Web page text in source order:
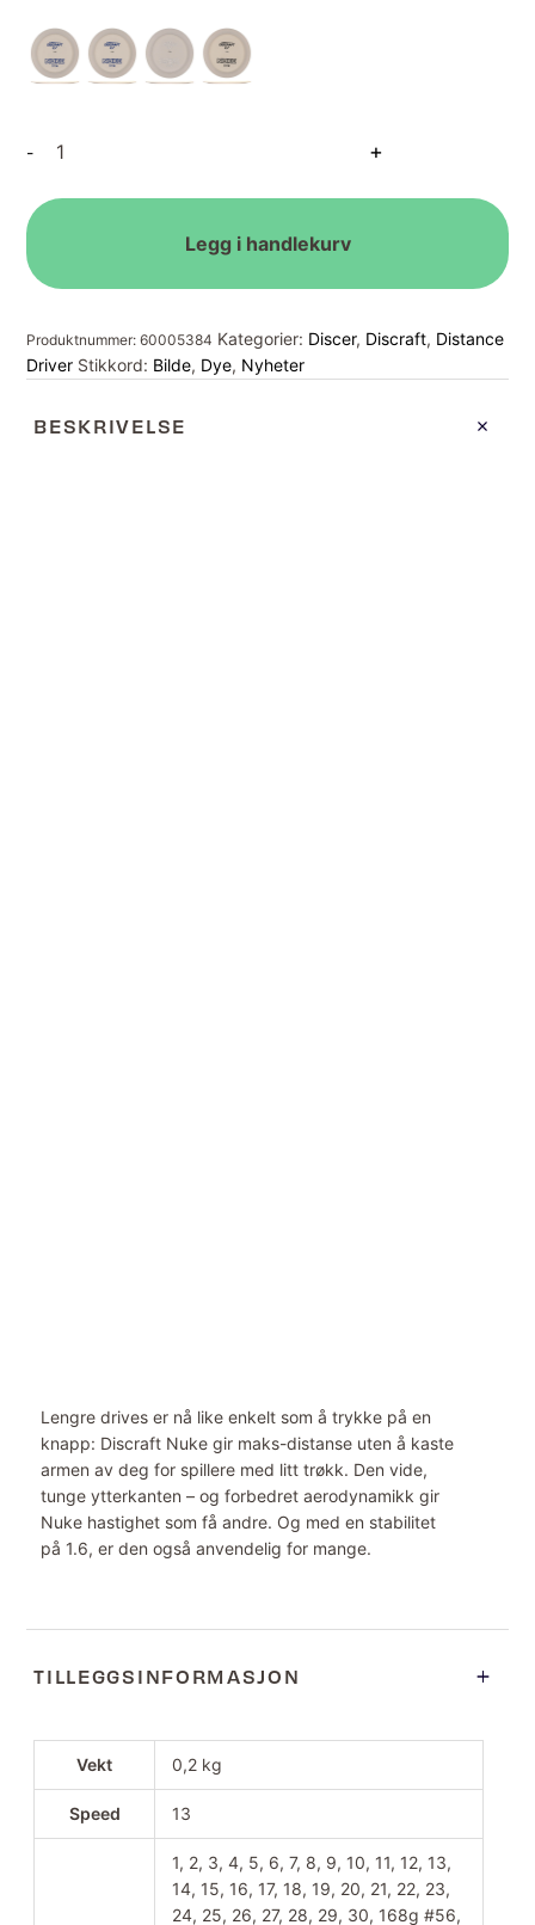
-
Nuke
White
antall
+
Legg i handlekurv
Produktnummer:60005384 Kategorier: Discer, Discraft, Distance
Driver Stikkord: Bilde, Dye, Nyheter
BESKRIVELSE
Lengre drives er nå like enkelt som å trykke på en
knapp: Discraft Nuke gir maks-distanse uten å kaste
armen av deg for spillere med litt trøkk. Den vide,
tunge ytterkanten – og forbedret aerodynamikk gir
Nuke hastighet som få andre. Og med en stabilitet
på 1.6, er den også anvendelig for mange.
TILLEGGSINFORMASJON
Vekt 0,2 kg
Speed 13
1, 2, 3, 4, 5, 6, 7, 8, 9, 10, 11, 12, 13,
14, 15, 16, 17, 18, 19, 20, 21, 22, 23,
24, 25, 26, 27, 28, 29, 30, 168g #56,